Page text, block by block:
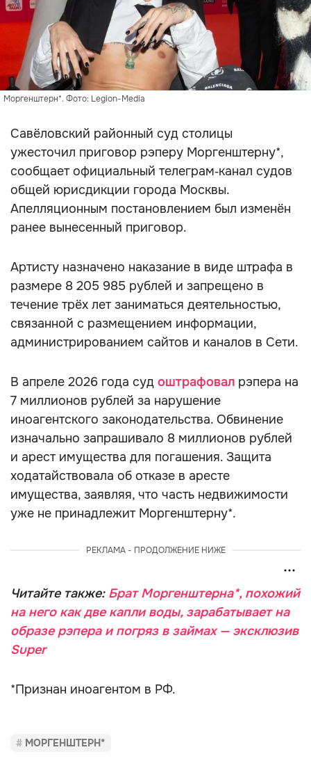
Моргенштерн*. Фото: Legion-Media
Савёловский районный суд столицы
ужесточил приговор рэперу Моргенштерну*,
сообщает официальный телеграм‑канал судов
общей юрисдикции города Москвы.
Апелляционным постановлением был изменён
ранее вынесенный приговор.
Артисту назначено наказание в виде штрафа в
размере 8 205 985 рублей и запрещено в
течение трёх лет заниматься деятельностью,
связанной с размещением информации,
администрированием сайтов и каналов в Сети.
В апреле 2026 года суд оштрафовал рэпера на
7 миллионов рублей за нарушение
иноагентского законодательства. Обвинение
изначально запрашивало 8 миллионов рублей
и арест имущества для погашения. Защита
ходатайствовала об отказе в аресте
имущества, заявляя, что часть недвижимости
уже не принадлежит Моргенштерну*.
РЕКЛАМА - ПРОДОЛЖЕНИЕ НИЖЕ
Читайте также: Брат Моргенштерна*, похожий
на него как две капли воды, зарабатывает на
образе рэпера и погряз в займах — эксклюзив
Super
*Признан иноагентом в РФ.
МОРГЕНШТЕРН*